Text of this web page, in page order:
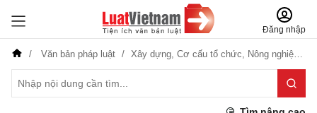
Đăng nhập
Văn bản pháp luật Xây dựng, Cơ cấu tổ chức, Nông nghiệp-Lâm nghiệp